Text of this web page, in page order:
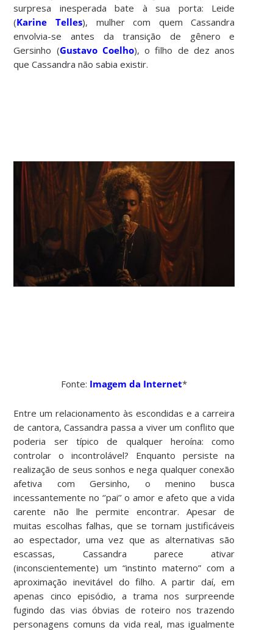
surpresa inesperada bate à sua porta: Leide
(Karine Telles), mulher com quem Cassandra
envolvia-se antes da transição de gênero e
Gersinho (Gustavo Coelho), o filho de dez anos
que Cassandra não sabia existir.
Fonte: Imagem da Internet*
Entre um relacionamento às escondidas e a carreira
de cantora, Cassandra passa a viver um conflito que
poderia ser típico de qualquer heroína: como
controlar o incontrolável? Enquanto persiste na
realização de seus sonhos e nega qualquer conexão
afetiva com Gersinho, o menino busca
incessantemente no ‘’pai’’ o amor e afeto que a vida
carente não lhe permite encontrar. Apesar de
muitas escolhas falhas, que se tornam justificáveis
ao espectador, uma vez que as alternativas são
escassas, Cassandra parece ativar
(inconscientemente) um “instinto materno” com a
aproximação inevitável do filho. A partir daí, em
apenas cinco episódio, a trama nos surpreende
fugindo das vias óbvias de roteiro nos trazendo
personagens comuns da vida real, mas igualmente